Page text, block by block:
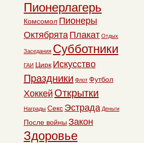
Пионерлагерь
Комсомол Пионеры
Октябрята Плакат Отдых
Заседания Субботники
ГАИ Цирк Искусство
Праздники Флот Футбол
Хоккей Открытки
Награды Секс Эстрада Деньги
После войны Закон
Здоровье